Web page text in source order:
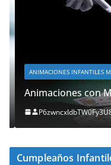
ANIMACIONES INFANTILES
Animaciones con
Cumpleaños